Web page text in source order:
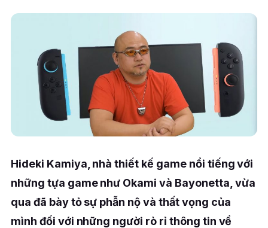
Hideki Kamiya, nhà thiết kế game nổi tiếng với
những tựa game như Okami và Bayonetta, vừa
qua đã bày tỏ sự phẫn nộ và thất vọng của
mình đối với những người rò rỉ thông tin về